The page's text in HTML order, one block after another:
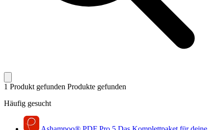
1 Produkt gefunden Produkte gefunden
Häufig gesucht